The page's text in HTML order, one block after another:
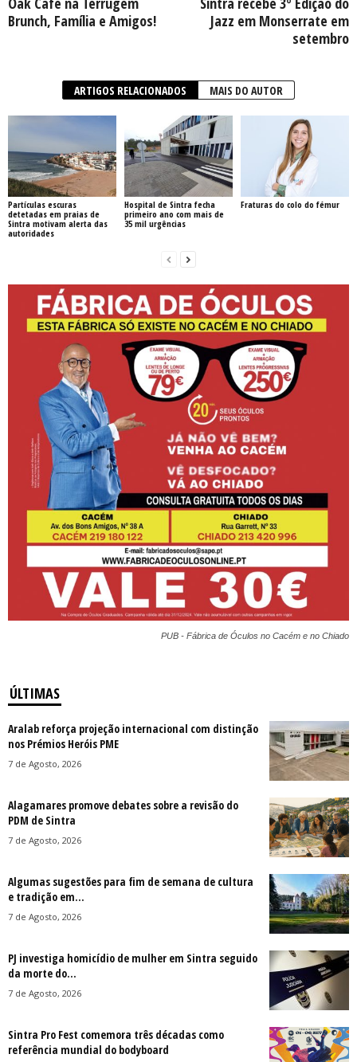
Brunch, Família e Amigos!
Jazz em Monserrate em
setembro
ARTIGOS RELACIONADOS MAIS DO AUTOR
Partículas escuras
detetadas em praias de
Sintra motivam alerta das
autoridades
Hospital de Sintra fecha
primeiro ano com mais de
35 mil urgências
Fraturas do colo do fémur
PUB - Fábrica de Óculos no Cacém e no Chiado
ÚLTIMAS
Aralab reforça projeção internacional com distinção
nos Prémios Heróis PME
7 de Agosto, 2026
Alagamares promove debates sobre a revisão do
PDM de Sintra
7 de Agosto, 2026
Algumas sugestões para fim de semana de cultura
e tradição em...
7 de Agosto, 2026
PJ investiga homicídio de mulher em Sintra seguido
da morte do...
7 de Agosto, 2026
Sintra Pro Fest comemora três décadas como
referência mundial do bodyboard